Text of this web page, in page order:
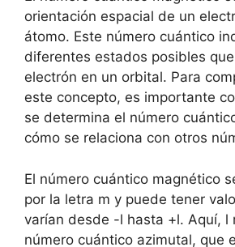
orientación espacial de un
átomo. Este número cuántico
diferentes estados posibles
electrón en un orbital. Para
este concepto, es importante
se determina el número
cómo se relaciona con otros
El número cuántico magnético
por la letra m y puede tener
varían desde -l hasta +l. Aquí, l
número cuántico azimutal, que